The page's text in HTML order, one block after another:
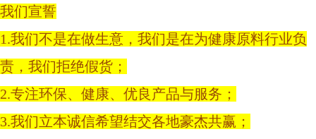
我们宣誓
1.我们不是在做生意，我们是在为健康原料行业负
责，我们拒绝假货；
2.专注环保、健康、优良产品与服务；
3.我们立本诚信希望结交各地豪杰共赢；